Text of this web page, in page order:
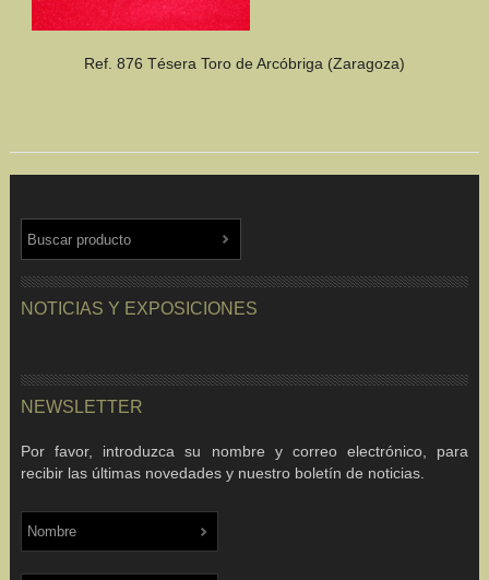
Ref. 876 Tésera Toro de Arcóbriga (Zaragoza)
NOTICIAS Y EXPOSICIONES
NEWSLETTER
Por favor, introduzca su nombre y correo electrónico, para
recibir las últimas novedades y nuestro boletín de noticias.